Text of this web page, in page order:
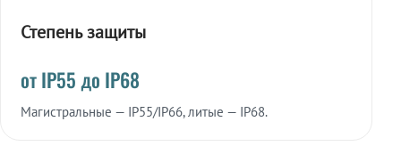
Степень защиты
от IP55 до IP68
Магистральные — IP55/IP66, литые — IP68.